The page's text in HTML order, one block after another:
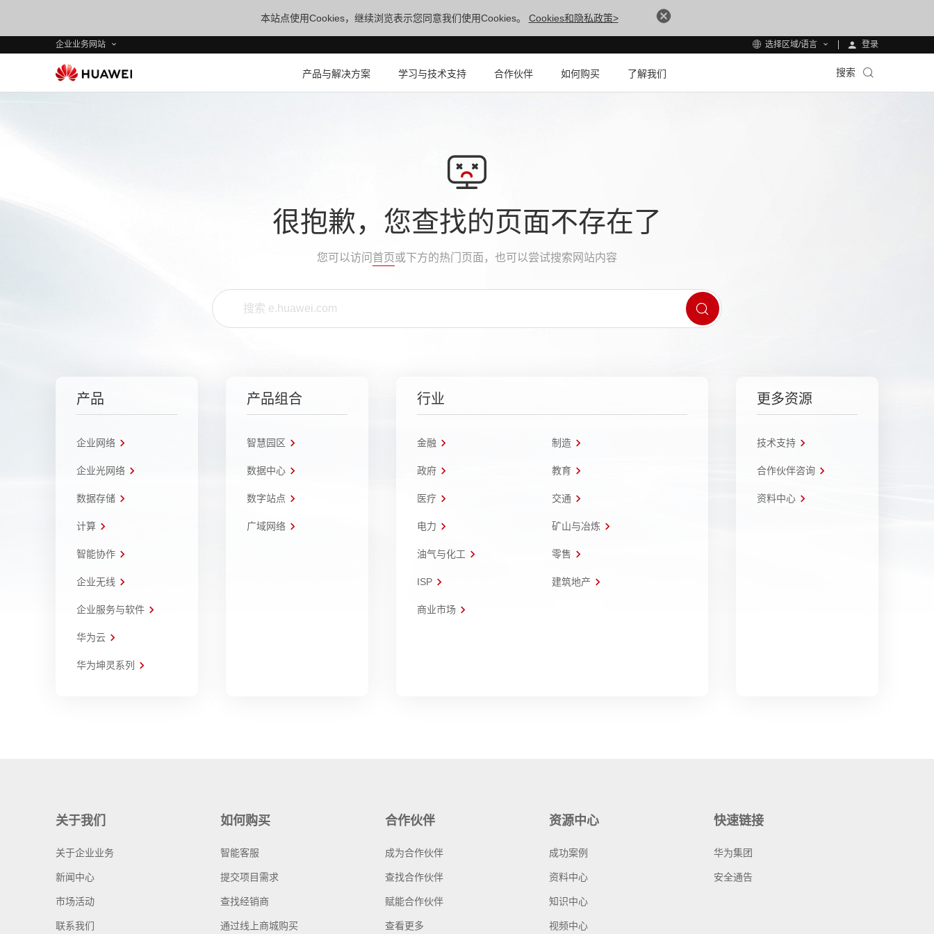
本站点使用Cookies，继续浏览表示您同意我们使用Cookies。 Cookies和隐私政策>
企业业务网站 选择区域/语言 登录
产品与解决方案 学习与技术支持 合作伙伴 如何购买 了解我们 搜索
很抱歉，您查找的页面不存在了
您可以访问 首页或下方的热门页面，也可以尝试搜索网站内容
产品
企业网络
企业光网络
数据存储
计算
智能协作
企业无线
企业服务与软件
华为云
华为坤灵系列
产品组合
智慧园区
数据中心
数字站点
广域网络
行业
金融 制造
政府 教育
医疗 交通
电力 矿山与冶炼
油气与化工 零售
ISP 建筑地产
商业市场
更多资源
技术支持
合作伙伴咨询
资料中心
关于我们
关于企业业务
新闻中心
市场活动
联系我们
如何购买
智能客服
提交项目需求
查找经销商
通过线上商城购买
合作伙伴
成为合作伙伴
查找合作伙伴
赋能合作伙伴
查看更多
资源中心
成功案例
资料中心
知识中心
视频中心
快速链接
华为集团
安全通告